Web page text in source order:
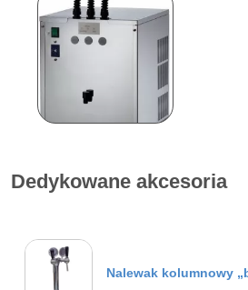
Dedykowane akcesoria
Nalewak kolumnowy